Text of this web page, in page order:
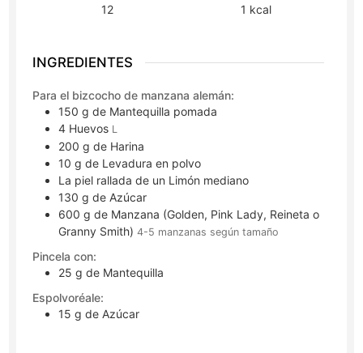
12
1 kcal
INGREDIENTES
Para el bizcocho de manzana alemán:
150 g de Mantequilla pomada
4 Huevos L
200 g de Harina
10 g de Levadura en polvo
La piel rallada de un Limón mediano
130 g de Azúcar
600 g de Manzana (Golden, Pink Lady, Reineta o
Granny Smith) 4-5 manzanas según tamaño
Pincela con:
25 g de Mantequilla
Espolvoréale:
15 g de Azúcar